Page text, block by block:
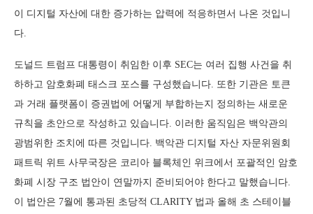
이 디지털 자산에 대한 증가하는 압력에 적응하면서 나온 것입니
다.
도널드 트럼프 대통령이 취임한 이후 SEC는 여러 집행 사건을 취
하하고 암호화폐 태스크 포스를 구성했습니다. 또한 기관은 토큰
과 거래 플랫폼이 증권법에 어떻게 부합하는지 정의하는 새로운
규칙을 초안으로 작성하고 있습니다. 이러한 움직임은 백악관의
광범위한 조치에 따른 것입니다. 백악관 디지털 자산 자문위원회
패트릭 위트 사무국장은 코리아 블록체인 위크에서 포괄적인 암호
화폐 시장 구조 법안이 연말까지 준비되어야 한다고 말했습니다.
이 법안은 7월에 통과된 초당적 CLARITY 법과 올해 초 스테이블